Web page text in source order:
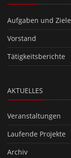
Aufgaben und Ziele
Vorstand
Tätigkeitsberichte
AKTUELLES
Veranstaltungen
Laufende Projekte
Archiv